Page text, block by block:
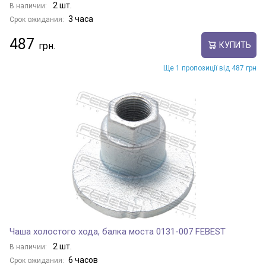
В наличии: 2 шт.
Срок ожидания: 3 часа
487 КУПИТЬ
Ще 1 пропозиції від 487 грн
Чаша холостого хода, балка моста 0131-007 FEBEST
В наличии: 2 шт.
Срок ожидания: 6 часов